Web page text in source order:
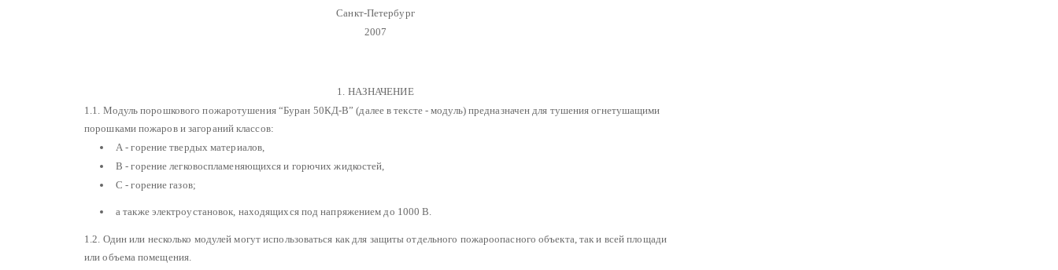
Санкт-Петербург
2007
1. НАЗНАЧЕНИЕ
1.1. Модуль порошкового пожаротушения “Буран 50КД-В” (далее в тексте - модуль) предназначен для тушения огнетушащими
порошками пожаров и загораний классов:
А - горение твердых материалов,
В - горение легковоспламеняющихся и горючих жидкостей,
С - горение газов;
а также электроустановок, находящихся под напряжением до 1000 В.
1.2. Один или несколько модулей могут использоваться как для защиты отдельного пожароопасного объекта, так и всей площади
или объема помещения.